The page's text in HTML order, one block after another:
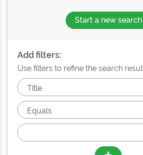
Start a new search
Add filters:
Use filters to refine the search